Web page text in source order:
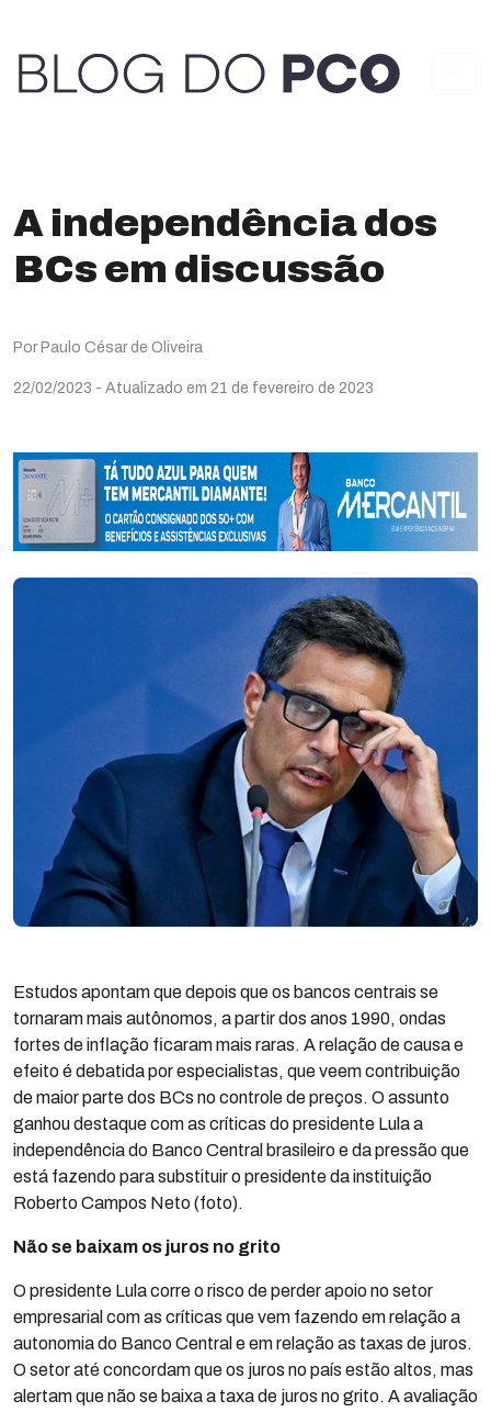
A independência dos
BCs em discussão
Por Paulo César de Oliveira
22/02/2023 - Atualizado em 21 de fevereiro de 2023
Estudos apontam que depois que os bancos centrais se
tornaram mais autônomos, a partir dos anos 1990, ondas
fortes de inflação ficaram mais raras. A relação de causa e
efeito é debatida por especialistas, que veem contribuição
de maior parte dos BCs no controle de preços. O assunto
ganhou destaque com as críticas do presidente Lula a
independência do Banco Central brasileiro e da pressão que
está fazendo para substituir o presidente da instituição
Roberto Campos Neto (foto).
Não se baixam os juros no grito
O presidente Lula corre o risco de perder apoio no setor
empresarial com as críticas que vem fazendo em relação a
autonomia do Banco Central e em relação as taxas de juros.
O setor até concordam que os juros no país estão altos, mas
alertam que não se baixa a taxa de juros no grito. A avaliação